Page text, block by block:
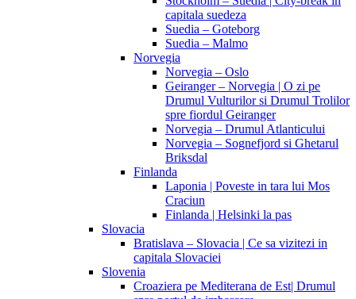
capitala suedeza
Suedia – Goteborg
Suedia – Malmo
Norvegia
Norvegia – Oslo
Geiranger – Norvegia | O zi pe
Drumul Vulturilor si Drumul Trolilor
spre fiordul Geiranger
Norvegia – Drumul Atlanticului
Norvegia – Sognefjord si Ghetarul
Briksdal
Finlanda
Laponia | Poveste in tara lui Mos
Craciun
Finlanda | Helsinki la pas
Slovacia
Bratislava – Slovacia | Ce sa vizitezi in
capitala Slovaciei
Slovenia
Croaziera pe Mediterana de Est| Drumul